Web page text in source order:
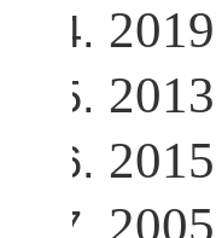
2019
2013
2015
2005